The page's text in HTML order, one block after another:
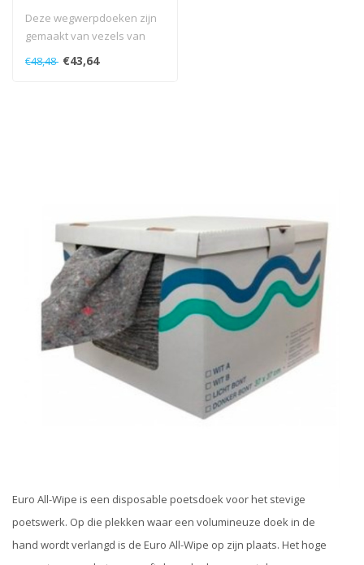
Deze wegwerpdoeken zijn
gemaakt van vezels van
overwegend katoen...
€48,48 €43,64
Euro All-Wipe is een disposable poetsdoek voor het stevige
poetswerk. Op die plekken waar een volumineuze doek in de
hand wordt verlangd is de Euro All-Wipe op zijn plaats. Het hoge